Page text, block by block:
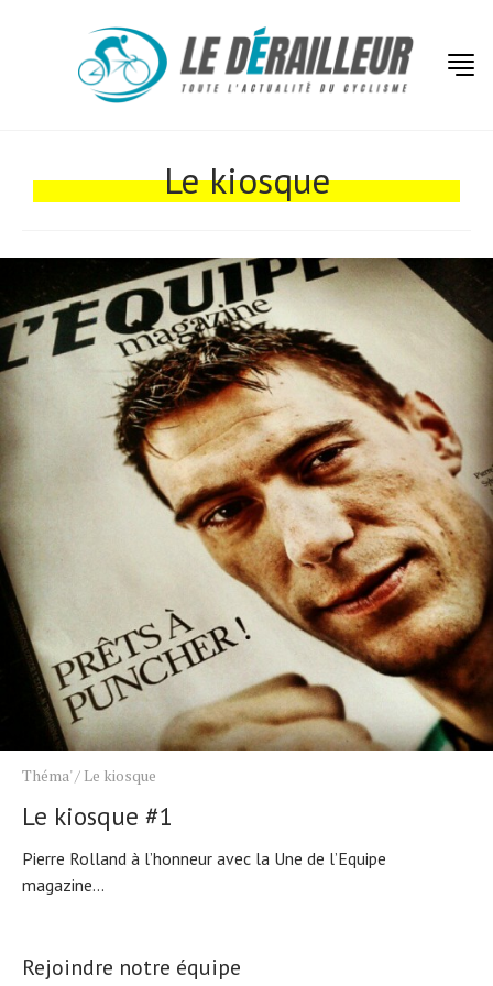
Le kiosque
Théma'/ Le kiosque
Le kiosque #1
Pierre Rolland à l’honneur avec la Une de l’Equipe
magazine...
Rejoindre notre équipe
Conseils
Tendances
Tous nos articles